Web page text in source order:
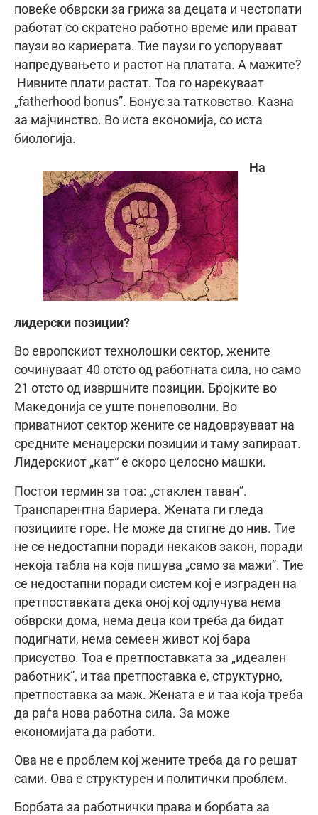
повеќе обврски за грижа за децата и честопати
работат со скратено работно време или прават
паузи во кариерата. Тие паузи го успоруваат
напредувањето и растот на платата. А мажите?
Нивните плати растат. Тоа го нарекуваат
„fatherhood bonus”. Бонус за татковство. Казна
за мајчинство. Во иста економија, со иста
биологија.
На
лидерски позиции?
Во европскиот технолошки сектор, жените
сочинуваат 40 отсто од работната сила, но само
21 отсто од извршните позиции. Бројките во
Македонија се уште понеповолни. Во
приватниот сектор жените се надоврзуваат на
средните менаџерски позиции и таму запираат.
Лидерскиот „кат“ е скоро целосно машки.
Постои термин за тоа: „стаклен таван”.
Транспарентна бариера. Жената ги гледа
позициите горе. Не може да стигне до нив. Тие
не се недостапни поради некаков закон, поради
некоја табла на која пишува „само за мажи”. Тие
се недостапни поради систем кој е изграден на
претпоставката дека оној кој одлучува нема
обврски дома, нема деца кои треба да бидат
подигнати, нема семеен живот кој бара
присуство. Тоа е претпоставката за „идеален
работник”, и таа претпоставка е, структурно,
претпоставка за маж. Жената е и таа која треба
да раѓа нова работна сила. За може
економијата да работи.
Ова не е проблем кој жените треба да го решат
сами. Ова е структурен и политички проблем.
Борбата за работнички права и борбата за